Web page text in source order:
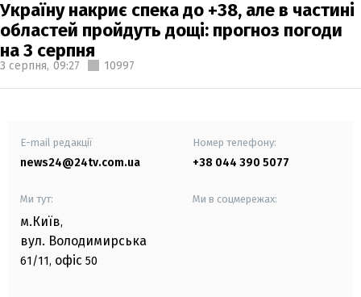
Україну накриє спека до +38, але в частині
областей пройдуть дощі: прогноз погоди
на 3 серпня
3 серпня, 09:27 10997
E-mail редакції
news24@24tv.com.ua
Номер телефону:
+38 044 390 5077
Ми тут:
м.Київ,
вул. Володимирська
61/11, офіс 50
Ми в соцмережах: